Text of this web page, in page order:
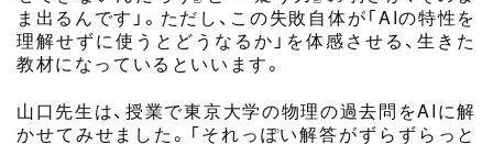
ま出るんです」。ただし、この失敗自体が「AIの特性を
理解せずに使うとどうなるか」を体感させる、生きた
教材になっているといいます。
山口先生は、授業で東京大学の物理の過去問をAIに解
かせてみせました。「それっぽい解答がずらずらっと